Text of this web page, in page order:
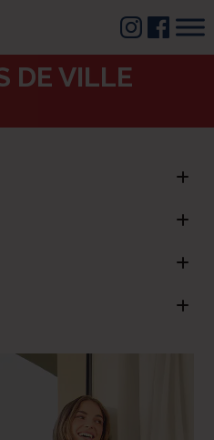
DE VILLE